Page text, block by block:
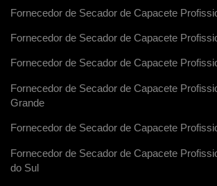
Fornecedor de Secador de Capacete
Fornecedor de Secador de Capacete
Fornecedor de Secador de Capacete
Fornecedor de Secador de Capacete
Grande
Fornecedor de Secador de Capacete
Fornecedor de Secador de Capacete
do Sul